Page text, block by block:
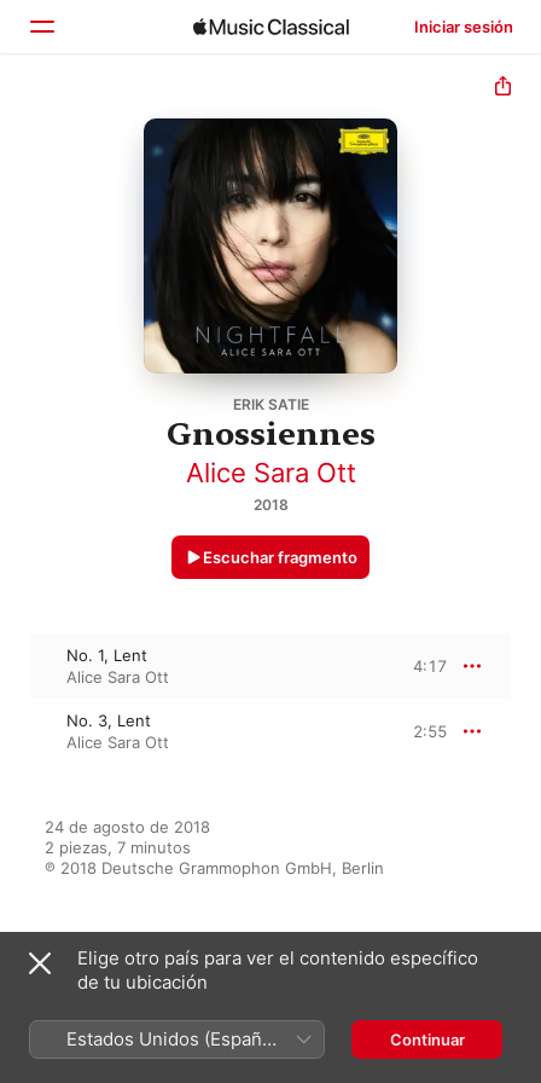
Iniciar sesión
ERIK SATIE
Gnossiennes
Alice Sara Ott
2018
Escuchar fragmento
No. 1, Lent
Alice Sara Ott
4:17
No. 3, Lent
Alice Sara Ott
2:55
24 de agosto de 2018
2 piezas, 7 minutos
℗ 2018 Deutsche Grammophon GmbH, Berlin
Del álbum
Nightfall
Elige otro país para ver el contenido específico
de tu ubicación
Estados Unidos (Español
México)
Continuar